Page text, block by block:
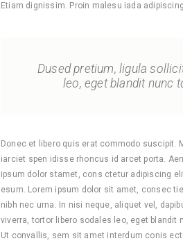
Etiam dignissim. Proin malesu iada
Dused pretium, ligula
leo, eget blandit nunc
Donec et libero quis erat commodo suscipit.
iarciet spen idisse rhoncus id arcet porta.
ipsum dolor stamet, cons ctetur adipiscing
esum. Lorem ipsum dolor sit amet, consec
nibh nec urna. In nisi neque, aliquet vel,
viverra, tortor libero sodales leo, eget
Ut convallis, sem sit amet interdum conis